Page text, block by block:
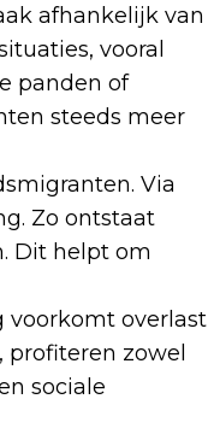
afhankelijk van
vooral
panden of
steeds meer
Via
Zo ontstaat
Dit helpt om
voorkomt overlast
zowel
sociale